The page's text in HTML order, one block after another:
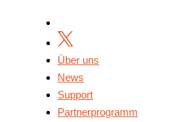
Über uns
News
Support
Partnerprogramm